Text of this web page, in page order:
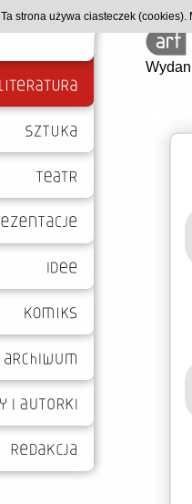
Ta strona używa ciasteczek